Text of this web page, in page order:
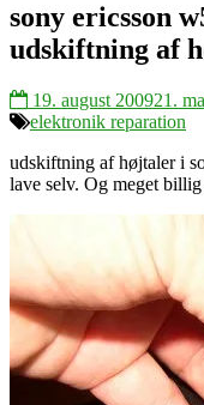
sony ericsson
udskiftning af
19. august 200921.
elektronik reparation
udskiftning af højtaler i
lave selv. Og meget